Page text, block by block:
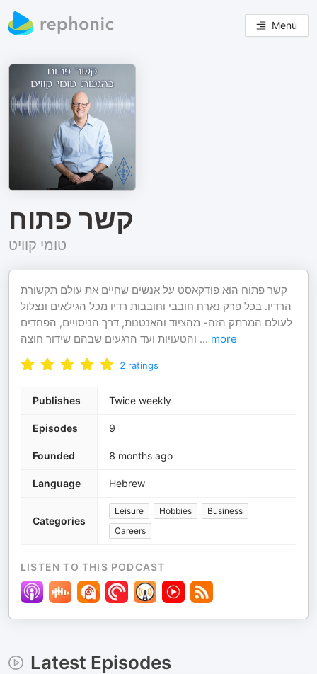
Menu
קשר פתוח
טומי קוויט
קשר פתוח הוא פודקאסט על אנשים שחיים את עולם תקשורת
הרדיו. בכל פרק נארח חובבי וחובבות רדיו מכל הגילאים ונצלול
לעולם המרתק הזה- מהציוד והאנטנות, דרך הניסויים, הפחדים
... more
2 ratings
Publishes Twice weekly
Episodes 9
Founded 8 months ago
Language Hebrew
Categories
Leisure Hobbies
Business
Careers
LISTEN TO THIS PODCAST
Latest Episodes